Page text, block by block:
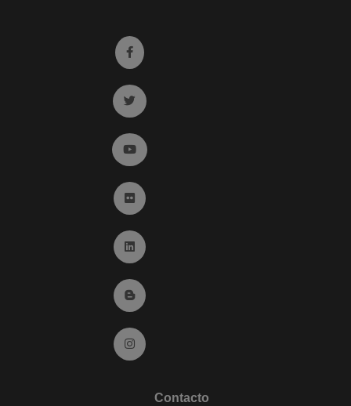
Ir a facebook (abre en ventana nueva)
Ir a twitter (abre en ventana nueva)
Ir a YouTube (abre en ventana nueva)
Ir a Flickr (abre en ventana nueva)
Ir a Linkedin (abre en ventana nueva)
Ir al Blog (abre en ventana nueva)
Ir a Instagram (abre en ventana nueva)
Contacto